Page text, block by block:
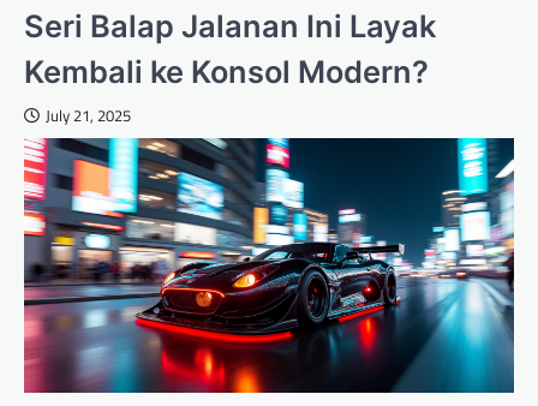
Seri Balap Jalanan Ini Layak
Kembali ke Konsol Modern?
July 21, 2025